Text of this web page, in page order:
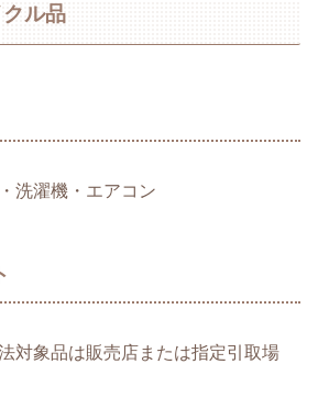
ル品
洗濯機・エアコン
対象品は販売店または指定引取場